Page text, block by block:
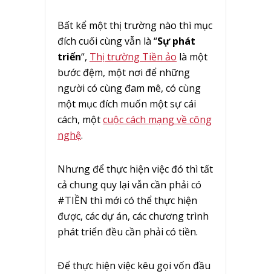
Bất kể một thị trường nào thì mục
đích cuối cùng vẫn là “Sự phát
triển“, Thị trường Tiền ảo là một
bước đệm, một nơi để những
người có cùng đam mê, có cùng
một mục đích muốn một sự cái
cách, mộtcuộc cách mạng về công
nghệ.
Nhưng để thực hiện việc đó thì tất
cả chung quy lại vẫn cần phải có
#TIỀN thì mới có thể thực hiện
được, các dự án, các chương trình
phát triển đều cần phải có tiền.
Để thực hiện việc kêu gọi vốn đầu